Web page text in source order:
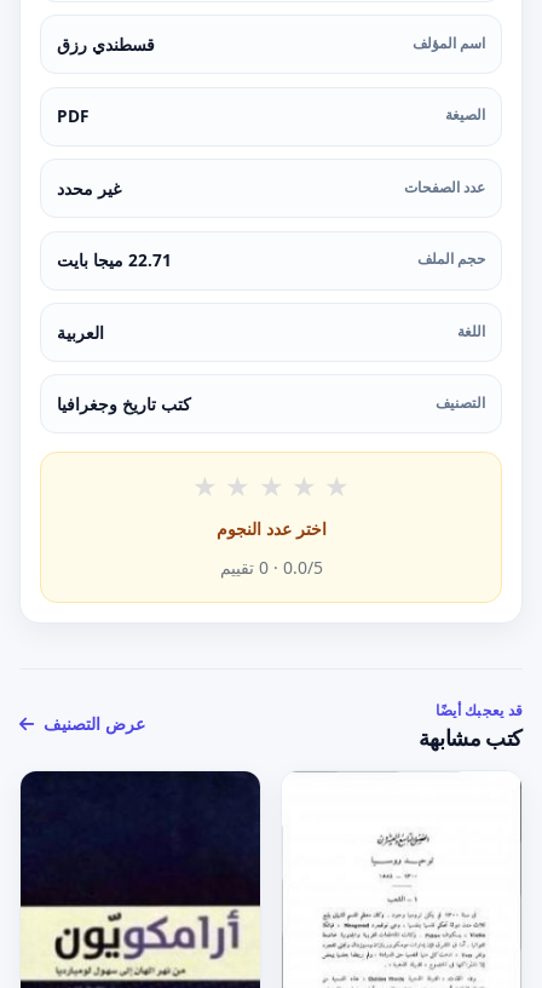
اسم المؤلف قسطندي رزق
الصيغة PDF
عدد الصفحات غير محدد
حجم الملف 22.71 ميجا بايت
اللغة العربية
التصنيف كتب تاريخ وجغرافيا
★ ★ ★ ★ ★
اختر عدد النجوم
0.0/5 ·
0 تقييم
قد يعجبك أيضًا
كتب مشابهة
عرض التصنيف